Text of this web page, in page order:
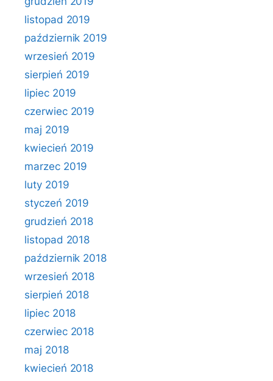
listopad 2019
październik 2019
wrzesień 2019
sierpień 2019
lipiec 2019
czerwiec 2019
maj 2019
kwiecień 2019
marzec 2019
luty 2019
styczeń 2019
grudzień 2018
listopad 2018
październik 2018
wrzesień 2018
sierpień 2018
lipiec 2018
czerwiec 2018
maj 2018
kwiecień 2018